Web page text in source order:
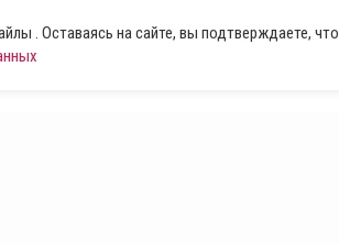
. Оставаясь на сайте, вы подтверждаете, что